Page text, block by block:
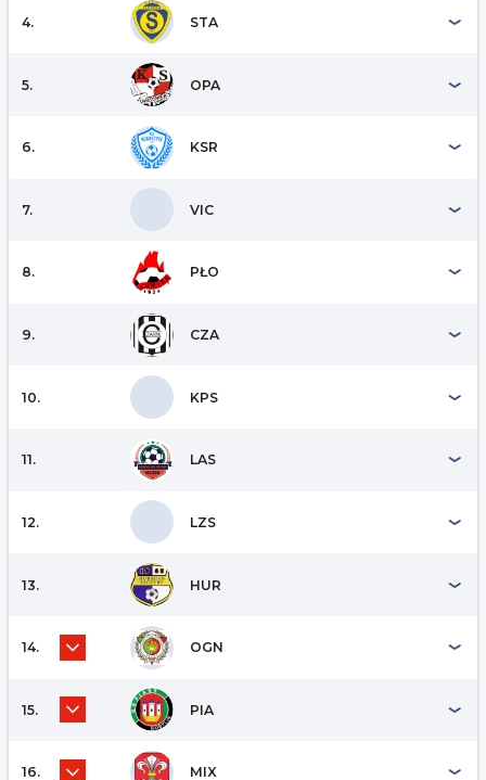
4. STA
5. OPA
6. KSR
7. VIC
8. PŁO
9. CZA
10. KPS
11. LAS
12. LZS
13. HUR
14. OGN
15. PIA
16. MIX